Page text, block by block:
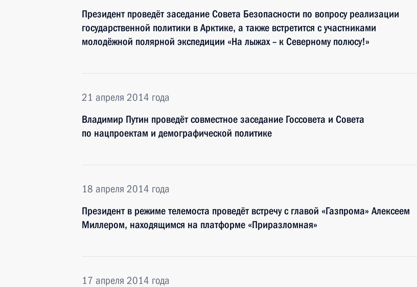
Президент проведёт заседание Совета Безопасности по вопросу реализации
государственной политики в Арктике, а также встретится с участниками
молодёжной полярной экспедиции «На лыжах – к Северному полюсу!»
21 апреля 2014 года
Владимир Путин проведёт совместное заседание Госсовета и Совета
по нацпроектам и демографической политике
18 апреля 2014 года
Президент в режиме телемоста проведёт встречу с главой «Газпрома» Алексеем
Миллером, находящимся на платформе «Приразломная»
17 апреля 2014 года